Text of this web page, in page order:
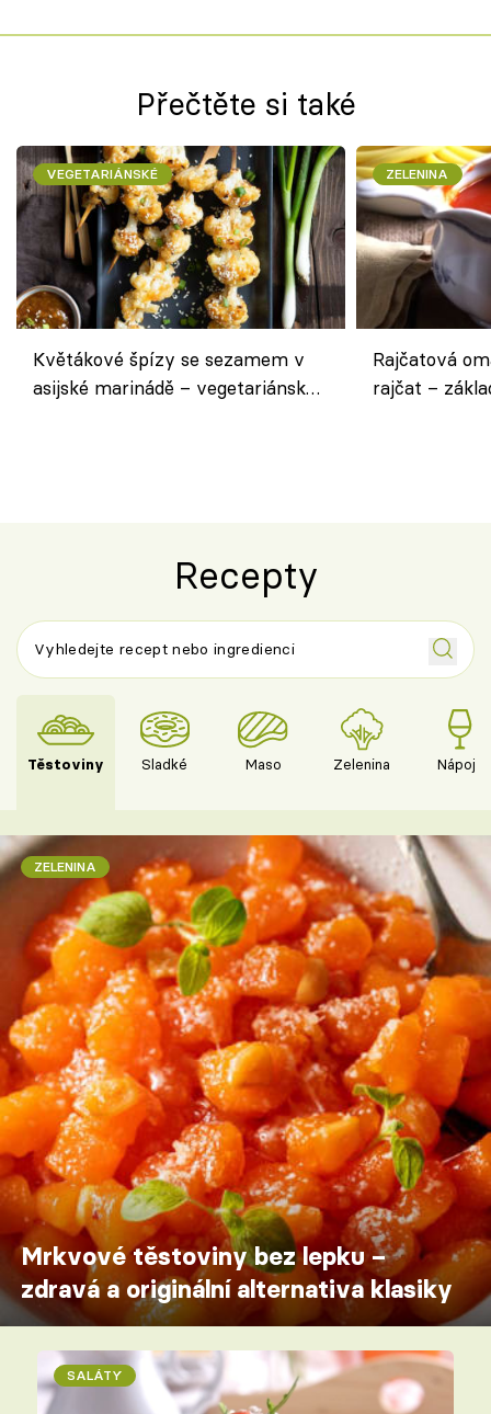
Přečtěte si také
VEGETARIÁNSKÉ
Květákové špízy se sezamem v
asijské marinádě – vegetariánská
ZELENINA
Rajčatová
rajčat –
Recepty
Těstoviny Sladké Maso Zelenina Nápoje
ZELENINA
Mrkvové těstoviny bez lepku –
zdravá a originální alternativa klasiky
SALÁTY